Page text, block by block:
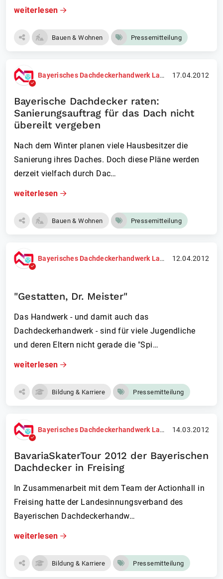
weiterlesen
Bauen & Wohnen Pressemitteilung
Bayerisches Dachdeckerhandwerk Landesinnungsverband 17.04.2012
Bayerische Dachdecker raten:
Sanierungsauftrag für das Dach nicht
übereilt vergeben
Nach dem Winter planen viele Hausbesitzer die
Sanierung ihres Daches. Doch diese Pläne werden
derzeit vielfach durch Dac…
weiterlesen
Bauen & Wohnen Pressemitteilung
Bayerisches Dachdeckerhandwerk Landesinnungsverband 12.04.2012
"Gestatten, Dr. Meister"
Das Handwerk - und damit auch das
Dachdeckerhandwerk - sind für viele Jugendliche
und deren Eltern nicht gerade die "Spi…
weiterlesen
Bildung & Karriere Pressemitteilung
Bayerisches Dachdeckerhandwerk Landesinnungsverband 14.03.2012
BavariaSkaterTour 2012 der Bayerischen
Dachdecker in Freising
In Zusammenarbeit mit dem Team der Actionhall in
Freising hatte der Landesinnungsverband des
Bayerischen Dachdeckerhandw…
weiterlesen
Bildung & Karriere Pressemitteilung